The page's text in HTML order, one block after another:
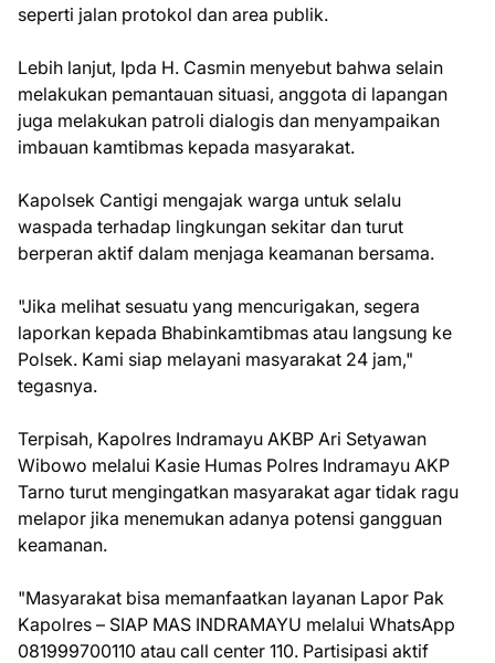
seperti jalan protokol dan area publik.
Lebih lanjut, Ipda H. Casmin menyebut bahwa selain
melakukan pemantauan situasi, anggota di lapangan
juga melakukan patroli dialogis dan menyampaikan
imbauan kamtibmas kepada masyarakat.
Kapolsek Cantigi mengajak warga untuk selalu
waspada terhadap lingkungan sekitar dan turut
berperan aktif dalam menjaga keamanan bersama.
"Jika melihat sesuatu yang mencurigakan, segera
laporkan kepada Bhabinkamtibmas atau langsung ke
Polsek. Kami siap melayani masyarakat 24 jam,"
tegasnya.
Terpisah, Kapolres Indramayu AKBP Ari Setyawan
Wibowo melalui Kasie Humas Polres Indramayu AKP
Tarno turut mengingatkan masyarakat agar tidak ragu
melapor jika menemukan adanya potensi gangguan
keamanan.
"Masyarakat bisa memanfaatkan layanan Lapor Pak
Kapolres – SIAP MAS INDRAMAYU melalui WhatsApp
081999700110 atau call center 110. Partisipasi aktif